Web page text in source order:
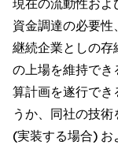
現在の流動性およ
資金調達の必要性
継続企業としの
の上場を維持で
算計画を遂行で
うか、同社の技
(実装する場合) お